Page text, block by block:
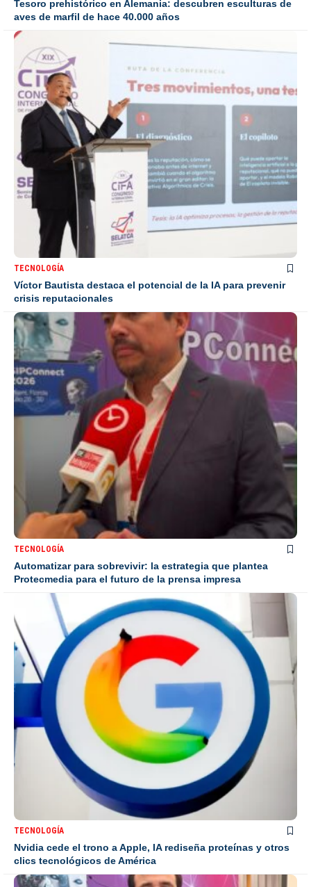
Tesoro prehistórico en Alemania: descubren esculturas de
aves de marfil de hace 40.000 años
TECNOLOGÍA
Víctor Bautista destaca el potencial de la IA para prevenir
crisis reputacionales
TECNOLOGÍA
Automatizar para sobrevivir: la estrategia que plantea
Protecmedia para el futuro de la prensa impresa
TECNOLOGÍA
Nvidia cede el trono a Apple, IA rediseña proteínas y otros
clics tecnológicos de América